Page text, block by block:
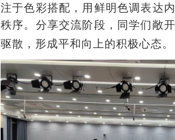
注于色彩搭配，用鲜明色调表达
秩序。 分享交流阶段，同学们敞
驱散，形成平和向上的积极心态。